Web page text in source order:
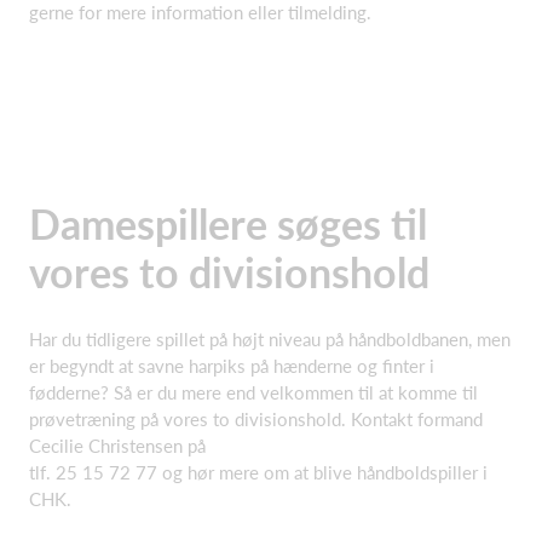
gerne for mere information eller tilmelding.
Damespillere søges til
vores to divisionshold
Har du tidligere spillet på højt niveau på håndboldbanen, men
er begyndt at savne harpiks på hænderne og finter i
fødderne? Så er du mere end velkommen til at komme til
prøvetræning på vores to divisionshold. Kontakt formand
Cecilie Christensen på
tlf. 25 15 72 77 og hør mere om at blive håndboldspiller i
CHK.